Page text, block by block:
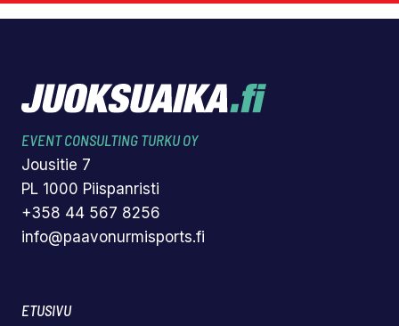
EVENT CONSULTING TURKU OY
Jousitie 7
PL 1000 Piispanristi
+358 44 567 8256
info@paavonurmisports.fi
ETUSIVU